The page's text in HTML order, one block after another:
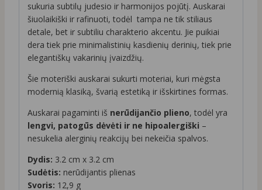
sukuria subtilų judesio ir harmonijos pojūtį. Auskarai
šiuolaikiški ir rafinuoti, todėl tampa ne tik stiliaus
detale, bet ir subtiliu charakterio akcentu. Jie puikiai
dera tiek prie minimalistinių kasdienių derinių, tiek prie
elegantiškų vakarinių įvaizdžių.
Šie moteriški auskarai sukurti moteriai, kuri mėgsta
modernią klasiką, švarią estetiką ir išskirtines formas.
Auskarai pagaminti iš nerūdijančio plieno, todėl yra
lengvi, patogūs dėvėti ir ne hipoalergiški –
nesukelia alerginių reakcijų bei nekeičia spalvos.
Dydis: 3.2 cm x 3.2 cm
Sudėtis: nerūdijantis plienas
Svoris: 12,9 g